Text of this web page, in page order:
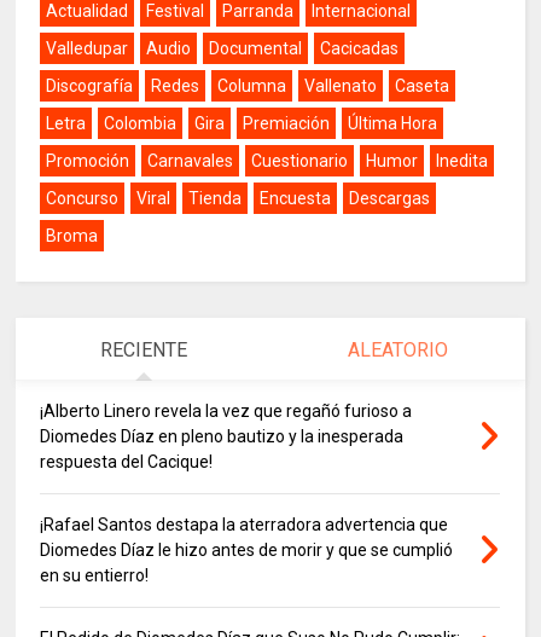
Actualidad
Festival Parranda
Internacional
Valledupar
Audio Documental
Cacicadas
Discografía
Redes Columna Vallenato
Caseta
Letra
Colombia Gira Premiación
Última Hora
Promoción
Carnavales Cuestionario Humor
Inedita
Concurso
Viral Tienda Encuesta
Descargas
Broma
RECIENTE ALEATORIO
¡Alberto Linero revela la vez que regañó furioso a
Diomedes Díaz en pleno bautizo y la inesperada
respuesta del Cacique!
¡Rafael Santos destapa la aterradora advertencia que
Diomedes Díaz le hizo antes de morir y que se cumplió
en su entierro!